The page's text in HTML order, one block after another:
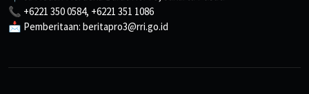
📞 +6221 350 0584, +6221 351 1086
📩 Pemberitaan: beritapro3@rri.go.id